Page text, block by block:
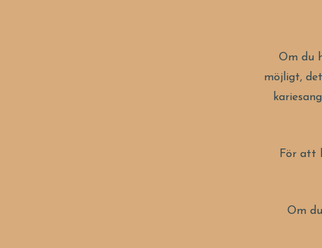
Om du
möjligt,
För att
Om